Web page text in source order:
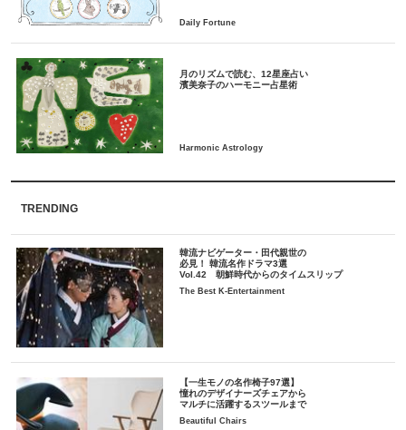
月のリズムで読む、12星座占い
TRENDING
韓流ナビゲーター・田代親世の
必見！ 韓流名作ドラマ3選
Vol.42 朝鮮時代からのタイムスリップ
The Best K-Entertainment
【一生モノの名作椅子97選】
憧れのデザイナーズチェアから
マルチに活躍するスツールまで
Beautiful Chairs